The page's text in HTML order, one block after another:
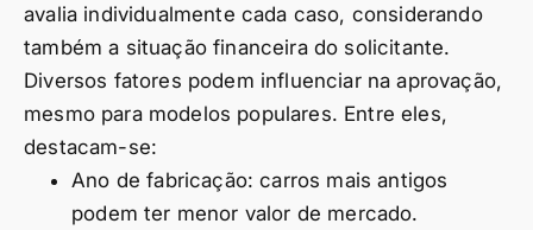
avalia individualmente cada caso, considerando
também a situação financeira do solicitante.
Diversos fatores podem influenciar na aprovação,
mesmo para modelos populares. Entre eles,
destacam-se:
Ano de fabricação: carros mais antigos
podem ter menor valor de mercado.